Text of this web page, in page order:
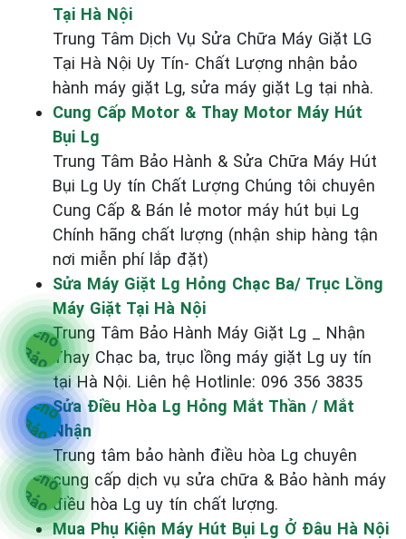
Tại Hà Nội
Trung Tâm Dịch Vụ Sửa Chữa Máy Giặt LG
Tại Hà Nội Uy Tín- Chất Lượng nhận bảo
hành máy giặt Lg, sửa máy giặt Lg tại nhà.
Cung Cấp Motor & Thay Motor Máy Hút
Bụi Lg
Trung Tâm Bảo Hành & Sửa Chữa Máy Hút
Bụi Lg Uy tín Chất Lượng Chúng tôi chuyên
Cung Cấp & Bán lẻ motor máy hút bụi Lg
Chính hãng chất lượng (nhận ship hàng tận
nơi miễn phí lắp đặt)
Sửa Máy Giặt Lg Hỏng Chạc Ba/ Trục Lồng
Máy Giặt Tại Hà Nội
Trung Tâm Bảo Hành Máy Giặt Lg _ Nhận
Thay Chạc ba, trục lồng máy giặt Lg uy tín
tại Hà Nội. Liên hệ Hotlinle: 096 356 3835
Sửa Điều Hòa Lg Hỏng Mắt Thần / Mắt
Nhận
Trung tâm bảo hành điều hòa Lg chuyên
cung cấp dịch vụ sửa chữa & Bảo hành máy
điều hòa Lg uy tín chất lượng.
Mua Phụ Kiện Máy Hút Bụi Lg Ở Đâu Hà Nội